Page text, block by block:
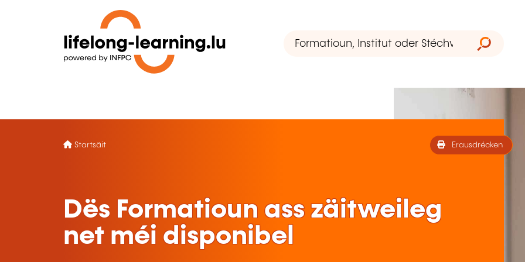
Startsäit Erausdrécken
Dës Formatioun ass zäitweileg
net méi disponibel